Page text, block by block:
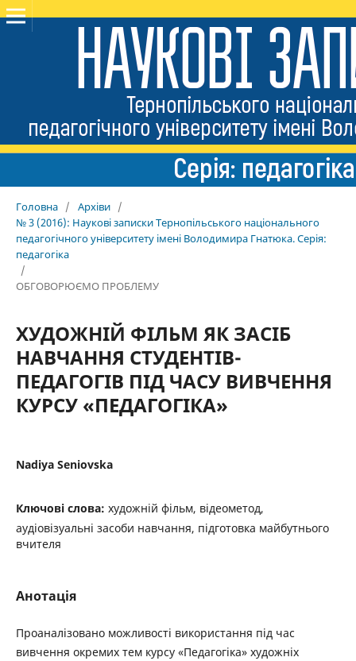
Головна / Архіви /
№ 3 (2016): Наукові записки Тернопільського національного
педагогічного університету імені Володимира Гнатюка. Серія:
педагогіка
/
ОБГОВОРЮЄМО ПРОБЛЕМУ
ХУДОЖНІЙ ФІЛЬМ ЯК ЗАСІБ
НАВЧАННЯ СТУДЕНТІВ-
ПЕДАГОГІВ ПІД ЧАСУ ВИВЧЕННЯ
КУРСУ «ПЕДАГОГІКА»
Nadiya Seniovska
Ключові слова: художній фільм, відеометод,
аудіовізуальні засоби навчання, підготовка майбутнього
вчителя
Анотація
Проаналізовано можливості використання під час
вивчення окремих тем курсу «Педагогіка» художніх